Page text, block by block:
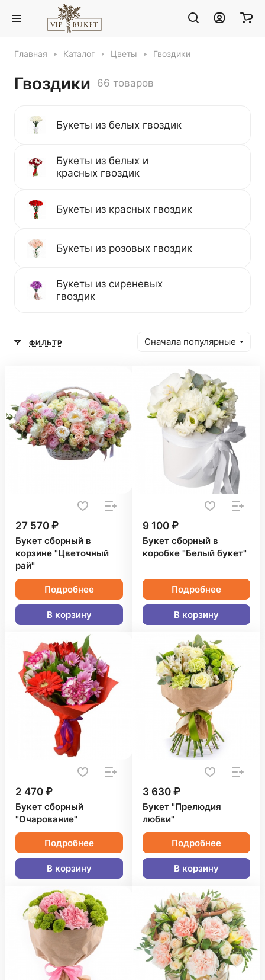
Главная Каталог Цветы Гвоздики
Гвоздики 66 товаров
Букеты из белых гвоздик
Букеты из белых и
красных гвоздик
Букеты из красных гвоздик
Букеты из розовых гвоздик
Букеты из сиреневых
гвоздик
ФИЛЬТР Сначала популярные
27 570 ₽
Букет сборный в
корзине "Цветочный
рай"
Подробнее
В корзину
9 100 ₽
Букет сборный в
коробке "Белый букет"
Подробнее
В корзину
2 470 ₽
Букет сборный
"Очарование"
Подробнее
В корзину
3 630 ₽
Букет "Прелюдия
любви"
Подробнее
В корзину